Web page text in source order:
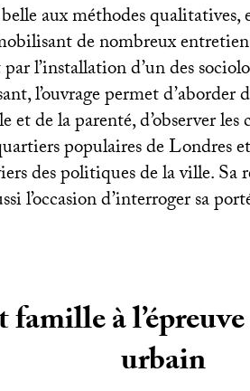
aux méthodes
de nombreux
l’installation d’un des
l’ouvrage permet d’aborder
et de la parenté, d’observer
populaires de Londres
des politiques de la ville. Sa
l’occasion d’interroger sa
famille à
urbain